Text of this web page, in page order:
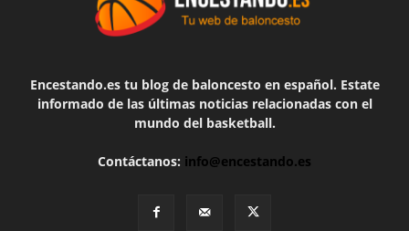
Encestando.es tu blog de baloncesto en español. Estate
informado de las últimas noticias relacionadas con el
mundo del basketball.
Contáctanos: info@encestando.es